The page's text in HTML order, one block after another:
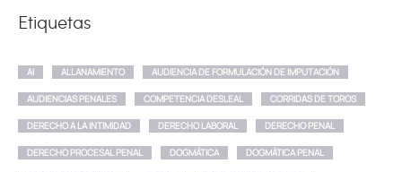
Etiquetas
AI ALLANAMIENTO AUDIENCIA DE FORMULACIÓN DE IMPUTACIÓN
AUDIENCIAS PENALES COMPETENCIA DESLEAL CORRIDAS DE TOROS
DERECHO A LA INTIMIDAD DERECHO LABORAL DERECHO PENAL
DERECHO PROCESAL PENAL DOGMÁTICA DOGMÁTICA PENAL